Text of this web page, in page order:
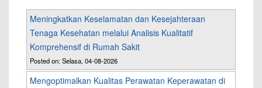
Meningkatkan Keselamatan dan Kesejahteraan
Tenaga Kesehatan melalui Analisis Kualitatif
Komprehensif di Rumah Sakit
Posted on: Selasa, 04-08-2026
Mengoptimalkan Kualitas Perawatan Keperawatan di